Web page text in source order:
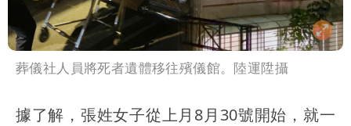
葬儀社人員將死者遺體移往殯儀館。陸運陞攝
據了解，張姓女子從上月8月30號開始，就一